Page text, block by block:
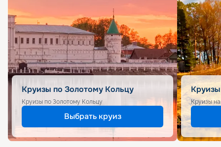
Круизы по Золотому Кольцу
Круизы по Золотому Кольцу
Выбрать круиз
Круизы